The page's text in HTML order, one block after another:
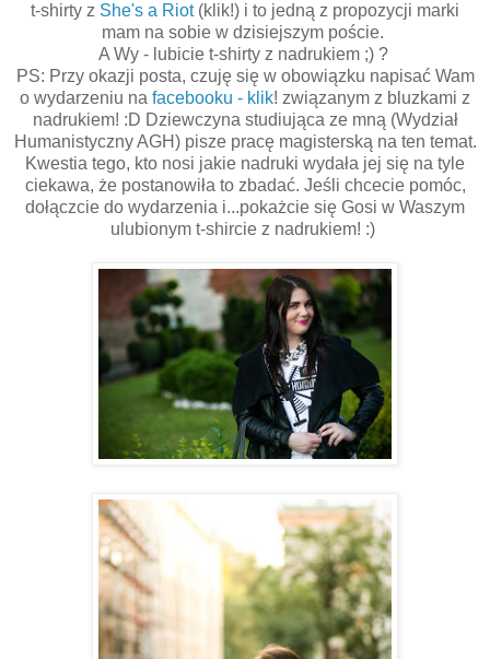
t-shirty z She's a Riot (klik!) i to jedną z propozycji marki
mam na sobie w dzisiejszym poście.
A Wy - lubicie t-shirty z nadrukiem ;) ?
PS: Przy okazji posta, czuję się w obowiązku napisać Wam
o wydarzeniu na facebooku - klik! związanym z bluzkami z
nadrukiem! :D Dziewczyna studiująca ze mną (Wydział
Humanistyczny AGH) pisze pracę magisterską na ten temat.
Kwestia tego, kto nosi jakie nadruki wydała jej się na tyle
ciekawa, że postanowiła to zbadać. Jeśli chcecie pomóc,
dołączcie do wydarzenia i...pokażcie się Gosi w Waszym
ulubionym t-shircie z nadrukiem! :)